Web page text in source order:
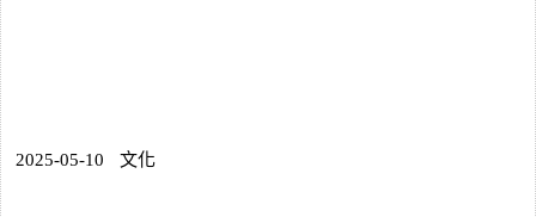
2025-05-10 文化